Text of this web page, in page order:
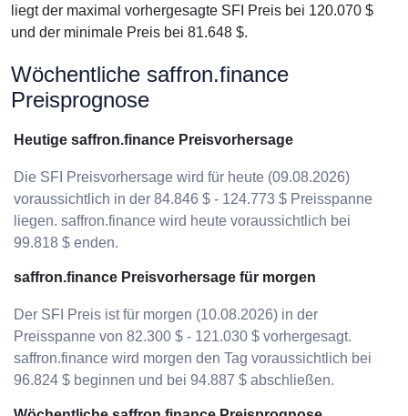
liegt der maximal vorhergesagte SFI Preis bei 120.070 $
und der minimale Preis bei 81.648 $.
Wöchentliche saffron.finance
Preisprognose
Heutige saffron.finance Preisvorhersage
Die SFI Preisvorhersage wird für heute (09.08.2026)
voraussichtlich in der 84.846 $ - 124.773 $ Preisspanne
liegen. saffron.finance wird heute voraussichtlich bei
99.818 $ enden.
saffron.finance Preisvorhersage für morgen
Der SFI Preis ist für morgen (10.08.2026) in der
Preisspanne von 82.300 $ - 121.030 $ vorhergesagt.
saffron.finance wird morgen den Tag voraussichtlich bei
96.824 $ beginnen und bei 94.887 $ abschließen.